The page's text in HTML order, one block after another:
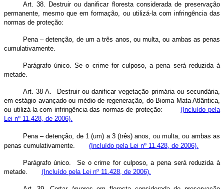
Art. 38. Destruir ou danificar floresta considerada de preservação
permanente, mesmo que em formação, ou utilizá-la com infringência das
normas de proteção:
Pena – detenção, de um a três anos, ou multa, ou ambas as penas
cumulativamente.
Parágrafo único. Se o crime for culposo, a pena será reduzida à
metade.
Art. 38-A. Destruir ou danificar vegetação primária ou secundária,
em estágio avançado ou médio de regeneração, do Bioma Mata Atlântica,
ou utilizá-la com infringência das normas de proteção:(Incluído pela
Lei nº 11.428, de 2006).
Pena – detenção, de 1 (um) a 3 (três) anos, ou multa, ou ambas as
penas cumulativamente. (Incluído pela Lei nº 11.428, de 2006).
Parágrafo único. Se o crime for culposo, a pena será reduzida à
metade. (Incluído pela Lei nº 11.428, de 2006).